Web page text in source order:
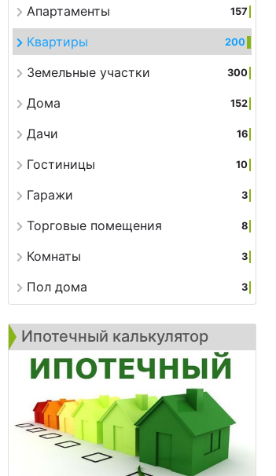
Апартаменты 157
Квартиры 200
Земельные участки 300
Дома 152
Дачи 16
Гостиницы 10
Гаражи 3
Торговые помещения 8
Комнаты 3
Пол дома 3
Ипотечный калькулятор